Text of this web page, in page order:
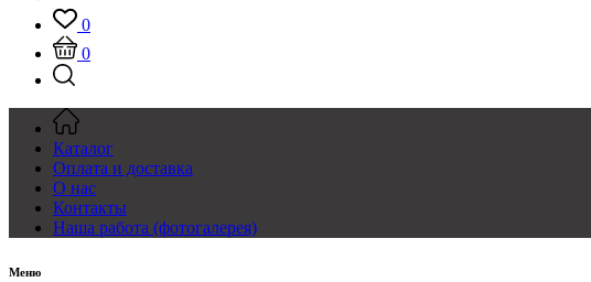
0
0
Каталог
Оплата и доставка
О нас
Контакты
Наша работа (фотогалерея)
Меню